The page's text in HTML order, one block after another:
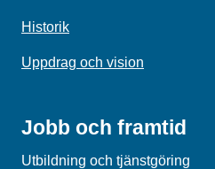
Historik
Uppdrag och vision
Jobb och framtid
Utbildning och tjänstgöring